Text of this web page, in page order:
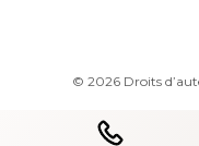
© 2026 Droits